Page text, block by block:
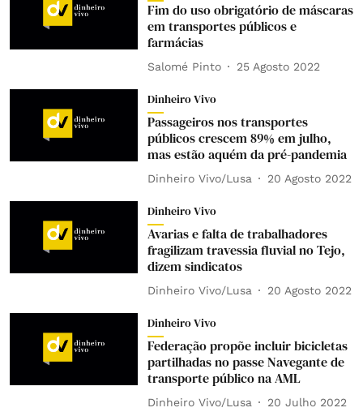
Fim do uso obrigatório de máscaras
em transportes públicos e
farmácias
Salomé Pinto 25 Agosto 2022
Dinheiro Vivo
Passageiros nos transportes
públicos crescem 89% em julho,
mas estão aquém da pré-pandemia
Dinheiro Vivo/Lusa 20 Agosto 2022
Dinheiro Vivo
Avarias e falta de trabalhadores
fragilizam travessia fluvial no Tejo,
dizem sindicatos
Dinheiro Vivo/Lusa 20 Agosto 2022
Dinheiro Vivo
Federação propõe incluir bicicletas
partilhadas no passe Navegante de
transporte público na AML
Dinheiro Vivo/Lusa 20 Julho 2022